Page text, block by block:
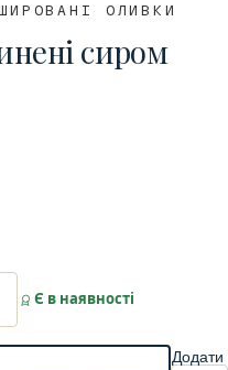
ОЛИВКИ
сиром
Є в наявності
Додати